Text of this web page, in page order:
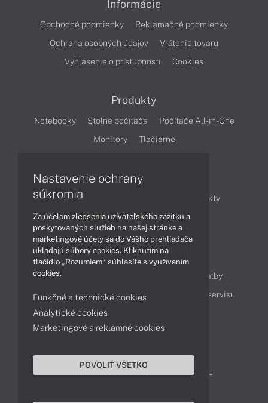
Informácie
Obchodné podmienky
Reklamačné podmienky
Ochrana osobných údajov
Vrátenie tovaru
Vyhlásenie o prístupnosti
Cookies
Produkty
Notebooky Stolné počítače
Počítače All-in-One
Monitory
Tlačiarne
Články
Obchodné informácie
Produkty
Technológie
Videá
Obsah
Ako nakupovať
Možnosti doručenia a platby
Podpora a servis
Servisné služby Cenník servisu
Kontakty
043 4224 771
Obchodné oddelenie
Reklamácia tovaru
Nastavenie ochrany
súkromia
Za účelom zlepšenia užívateľského zážitku a
poskytovaných služieb na našej stránke a
marketingové účely sa do Vášho prehliadača
ukladajú súbory cookies. Kliknutím na
tlačidlo „Rozumiem“ súhlasíte s využívaním
cookies.
Funkčné a technické cookies
Analytické cookies
Marketingové a reklamné cookies
POVOLIŤ VŠETKO